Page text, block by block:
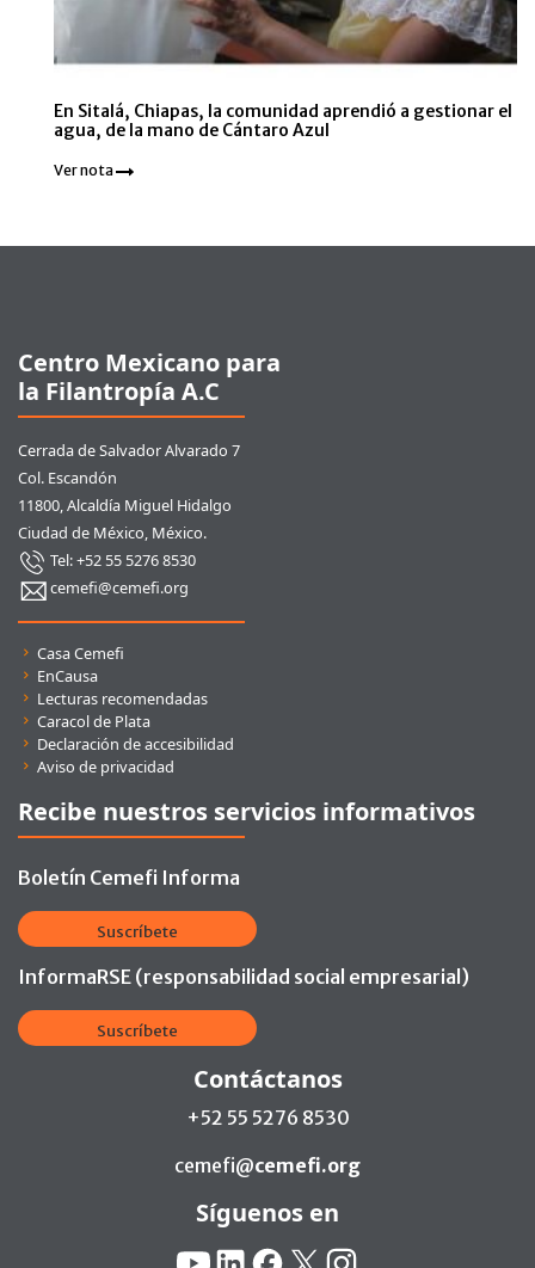
En Sitalá, Chiapas, la comunidad aprendió a gestionar el
agua, de la mano de Cántaro Azul
Ver nota
Centro Mexicano para
la Filantropía A.C
Cerrada de Salvador Alvarado 7
Col. Escandón
11800, Alcaldía Miguel Hidalgo
Ciudad de México, México.
Tel: +52 55 5276 8530
cemefi@cemefi.org
Enlaces rápidos
Casa Cemefi
EnCausa
Lecturas recomendadas
Caracol de Plata
Declaración de accesibilidad
Aviso de privacidad
Recibe nuestros servicios informativos
Boletín Cemefi Informa
Suscríbete
InformaRSE (responsabilidad social empresarial)
Suscríbete
Contáctanos
+52 55 5276 8530
cemefi@cemefi.org
Síguenos en
YouTube
LinkedinFacebook
X Instagram